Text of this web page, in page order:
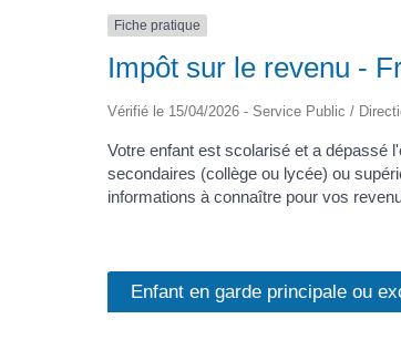
Fiche pratique
Impôt sur le revenu -
Vérifié le 15/04/2026 - Service Public /
Votre enfant est scolarisé et a dépassé
secondaires (collège ou lycée) ou
informations à connaître pour vos
Enfant en garde principale ou